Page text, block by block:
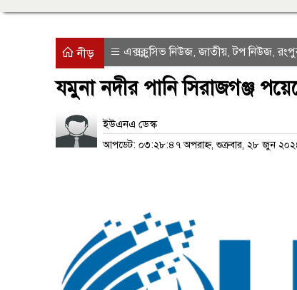
নীড় এক্সক্লুসিভ নিউজ ,জাতীয় ,টপ নিউজ ,
যমুনা নদীর পানি সিরাজগঞ্জ
ইউএনএ ডেস্ক
আপডেট: ০৩:২৮:৪৭ অপরাহ্ন, শুক্রবার, ২৮ জুন